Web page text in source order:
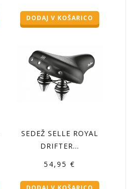
je
DODAJ V KOŠARICO
SEDEŽ SELLE ROYAL
DRIFTER…
54,95€